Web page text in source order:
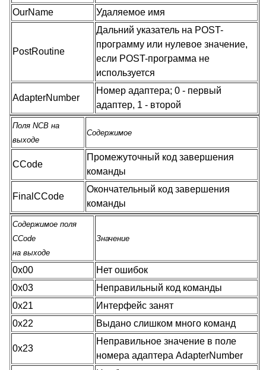
OurName
Удаляемое имя
PostRoutine
Дальний указатель на POST-
программу или нулевое значение,
если POST-программа не
используется
AdapterNumber
Номер адаптера; 0 - первый
адаптер, 1 - второй
Поля NCB на
выходе
Содержимое
CCode
Промежуточный код завершения
команды
FinalCCode
Окончательный код завершения
команды
Содержимое поля
CCode
на выходе
Значение
0x00
Нет ошибок
0x03
Неправильный код команды
0x21
Интерфейс занят
0x22
Выдано слишком много команд
0x23
Неправильное значение в поле
номера адаптера AdapterNumber